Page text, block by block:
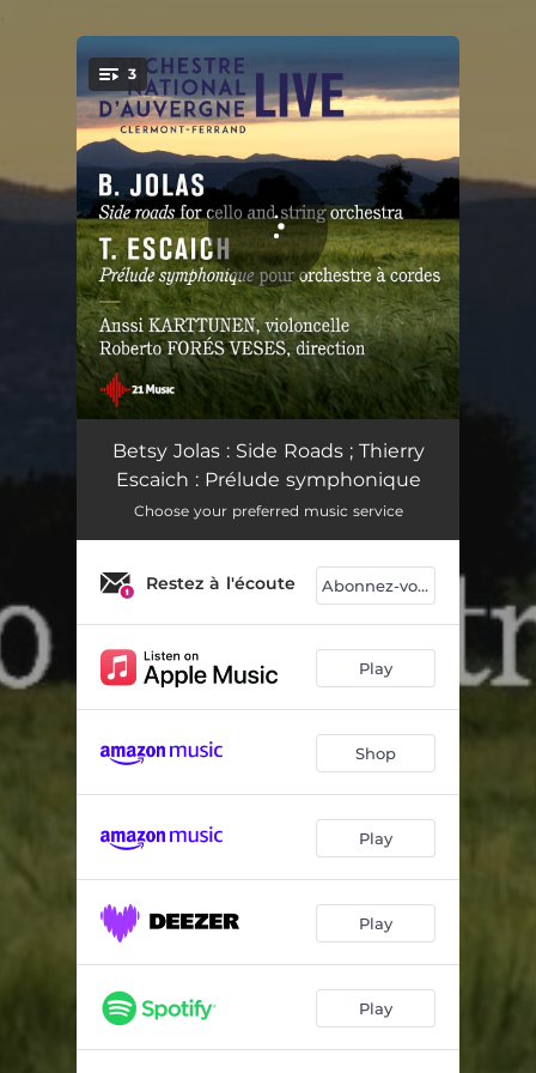
You're all set!
3
Side Roads for Cello and String Orchestra 19:38
Prélude symphonique pour orchestre à cordes: I. Premier mouvement 04:59
Prélude symphonique pour orchestre à cordes: II. Deuxième mouvement 05:06
Betsy Jolas : Side Roads ; Thierry
Escaich : Prélude symphonique
Choose your preferred music service
Restez à l'écoute Abonnez-vous
Play
Shop
Play
Play
Play